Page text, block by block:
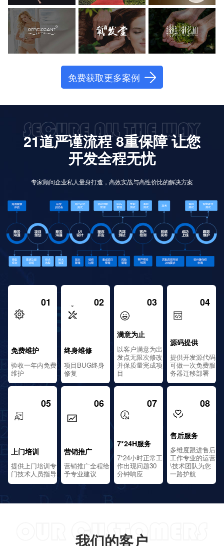
免费获取更多案例
21道严谨流程 8重保障 让您
开发全程无忧
专家顾问企业私人量身打造，高效实战与高性价比的解决方案
01
免费维护
验收一年内免费
维护
02
终身维修
项目BUG终身
修复
03
满意为止
以客户满意为出
发点无限次修改
并保质量完成项
目
04
源码提供
提供开发源代码
可做一次免费服
务器迁移部署
05
上门培训
提供上门培训专
门技术人员指导
06
营销推广
营销推广全程给
予专业建议
07
7*24H服务
7*24小时正常工
作出现问题30
分钟响应
08
售后服务
多维度跟进售后
工作专业的运营
\技术团队为您
一路护航
我们的客户